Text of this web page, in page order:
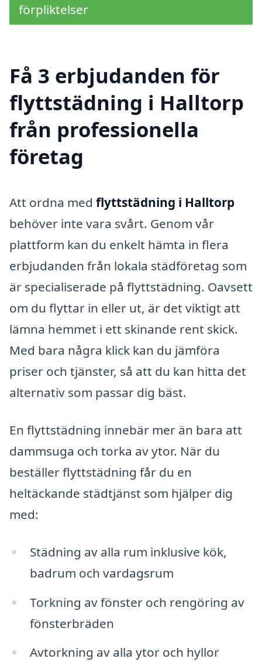
förpliktelser
Få 3 erbjudanden för
flyttstädning i Halltorp
från professionella
företag
Att ordna med flyttstädning i Halltorp
behöver inte vara svårt. Genom vår
plattform kan du enkelt hämta in flera
erbjudanden från lokala städföretag som
är specialiserade på flyttstädning. Oavsett
om du flyttar in eller ut, är det viktigt att
lämna hemmet i ett skinande rent skick.
Med bara några klick kan du jämföra
priser och tjänster, så att du kan hitta det
alternativ som passar dig bäst.
En flyttstädning innebär mer än bara att
dammsuga och torka av ytor. När du
beställer flyttstädning får du en
heltäckande städtjänst som hjälper dig
med:
Städning av alla rum inklusive kök,
badrum och vardagsrum
Torkning av fönster och rengöring av
fönsterbräden
Avtorkning av alla ytor och hyllor